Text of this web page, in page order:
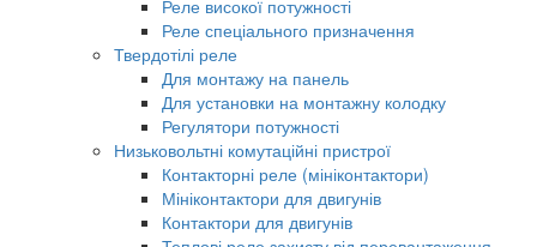
Реле високої потужності
Реле спеціального призначення
Твердотілі реле
Для монтажу на панель
Для установки на монтажну колодку
Регулятори потужності
Низьковольтні комутаційні пристрої
Контакторні реле (мініконтактори)
Мініконтактори для двигунів
Контактори для двигунів